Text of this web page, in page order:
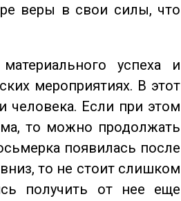
веры в свои силы, что
успеха и
мероприятиях. В этот
человека. Если при этом
то можно продолжать
появилась после
то не стоит слишком
получить от нее еще